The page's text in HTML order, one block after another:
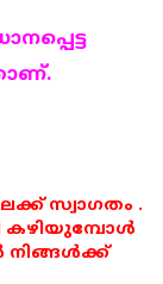
സ്വാഗതം .
കഴിയുമ്പോൾ